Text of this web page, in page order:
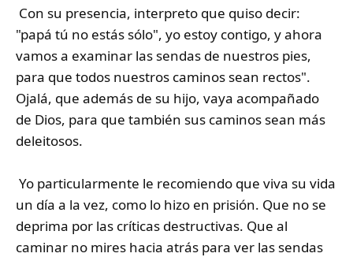
Con su presencia, interpreto que quiso decir:
"papá tú no estás sólo", yo estoy contigo, y ahora
vamos a examinar las sendas de nuestros pies,
para que todos nuestros caminos sean rectos".
Ojalá, que además de su hijo, vaya acompañado
de Dios, para que también sus caminos sean más
deleitosos.
Yo particularmente le recomiendo que viva su vida
un día a la vez, como lo hizo en prisión. Que no se
deprima por las críticas destructivas. Que al
caminar no mires hacia atrás para ver las sendas